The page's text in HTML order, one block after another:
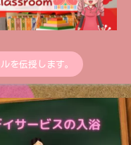
を伝授します。